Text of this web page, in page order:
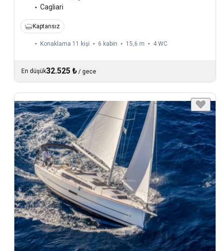
Cagliari
Kaptansız
Konaklama 11 kişi 6 kabin 15,6 m 4 WC
En düşük32.525 ₺ / gece